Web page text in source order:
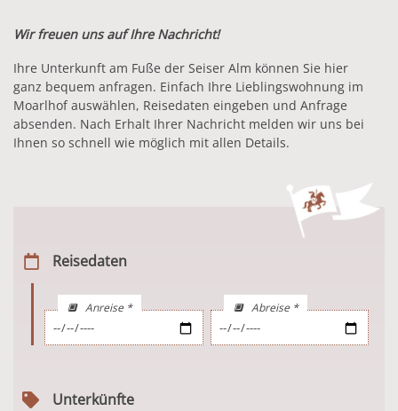
Wir freuen uns auf Ihre Nachricht!
Ihre Unterkunft am Fuße der Seiser Alm können Sie hier
ganz bequem anfragen. Einfach Ihre Lieblingswohnung im
Moarlhof auswählen, Reisedaten eingeben und Anfrage
absenden. Nach Erhalt Ihrer Nachricht melden wir uns bei
Ihnen so schnell wie möglich mit allen Details.
Reisedaten
🔲 Anreise * 🔲 Abreise *
Unterkünfte